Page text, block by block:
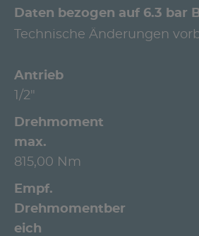
Daten bezogen auf 6.3 bar
Technische Änderungen
Antrieb
1/2"
Drehmoment
max.
815,00 Nm
Empf.
Drehmomentber
eich